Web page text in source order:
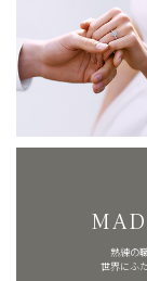
熟練の
世界にふ